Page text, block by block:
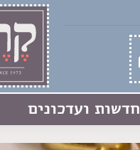
חדשות ועדכונים